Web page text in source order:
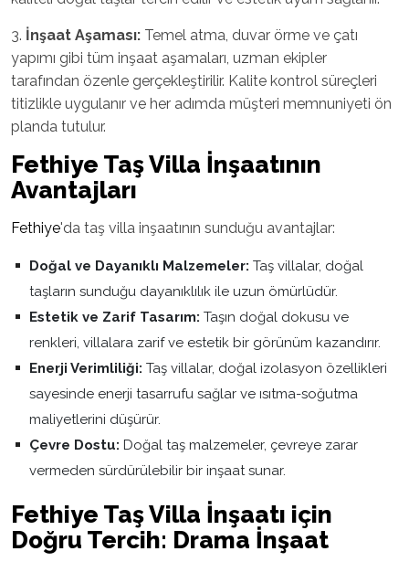
3. İnşaat Aşaması: Temel atma, duvar örme ve çatı
yapımı gibi tüm inşaat aşamaları, uzman ekipler
tarafından özenle gerçekleştirilir. Kalite kontrol süreçleri
titizlikle uygulanır ve her adımda müşteri memnuniyeti ön
planda tutulur.
Fethiye Taş Villa İnşaatının
Avantajları
Fethiye'da taş villa inşaatının sunduğu avantajlar:
Doğal ve Dayanıklı Malzemeler: Taş villalar, doğal
taşların sunduğu dayanıklılık ile uzun ömürlüdür.
Estetik ve Zarif Tasarım: Taşın doğal dokusu ve
renkleri, villalara zarif ve estetik bir görünüm kazandırır.
Enerji Verimliliği: Taş villalar, doğal izolasyon özellikleri
sayesinde enerji tasarrufu sağlar ve ısıtma-soğutma
maliyetlerini düşürür.
Çevre Dostu: Doğal taş malzemeler, çevreye zarar
vermeden sürdürülebilir bir inşaat sunar.
Fethiye Taş Villa İnşaatı için
Doğru Tercih: Drama İnşaat